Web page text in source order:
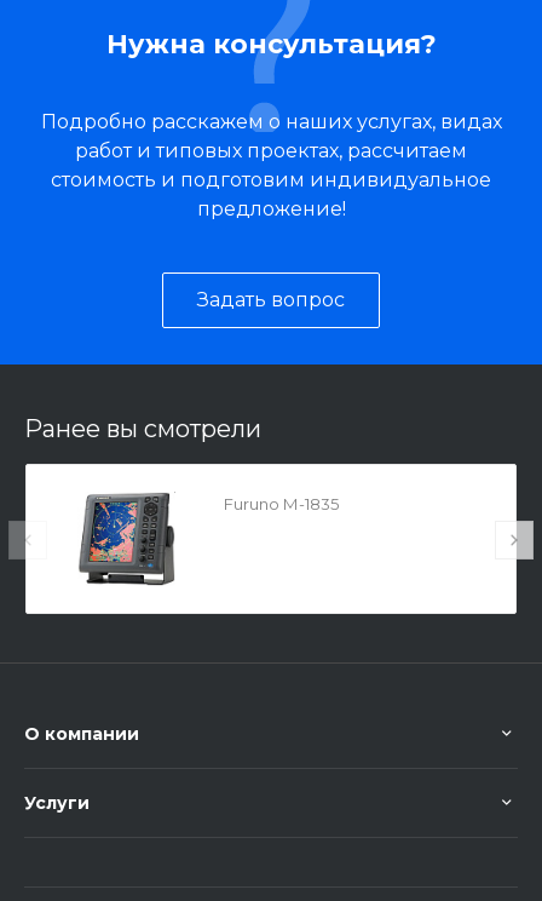
Нужна консультация?
Подробно расскажем о наших услугах, видах
работ и типовых проектах, рассчитаем
стоимость и подготовим индивидуальное
предложение!
Задать вопрос
Ранее вы смотрели
Furuno М-1835
О компании
Услуги